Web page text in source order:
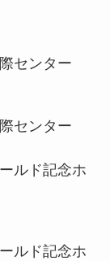
センター
センター
ルド記念ホ
ルド記念ホ